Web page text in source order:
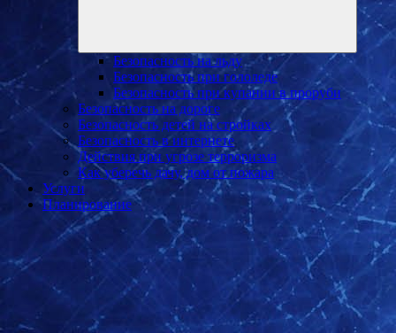
Безопасность на льду
Безопасность при гололеде
Безопасность при купании в проруби
Безопасность на дороге
Безопасность детей на стройках
Безопасность в интернете
Действия при угрозе терроризма
Как уберечь дачу, дом от пожара
Услуги
Планирование